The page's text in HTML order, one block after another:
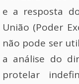
e a resposta
União (Poder
não pode ser
a análise do
protelar